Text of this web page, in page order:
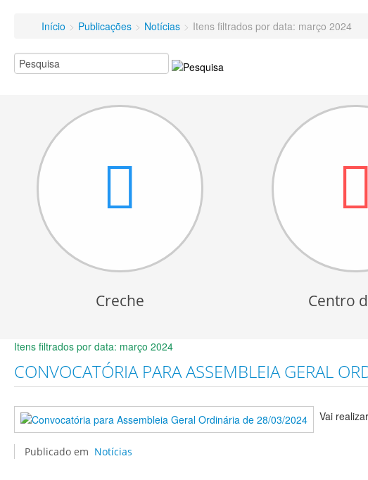
Início > Publicações > Notícias > Itens filtrados por data: março 2024
Creche Centro
Itens filtrados por data: março 2024
CONVOCATÓRIA PARA ASSEMBLEIA GERAL
Vai
Publicado em Notícias